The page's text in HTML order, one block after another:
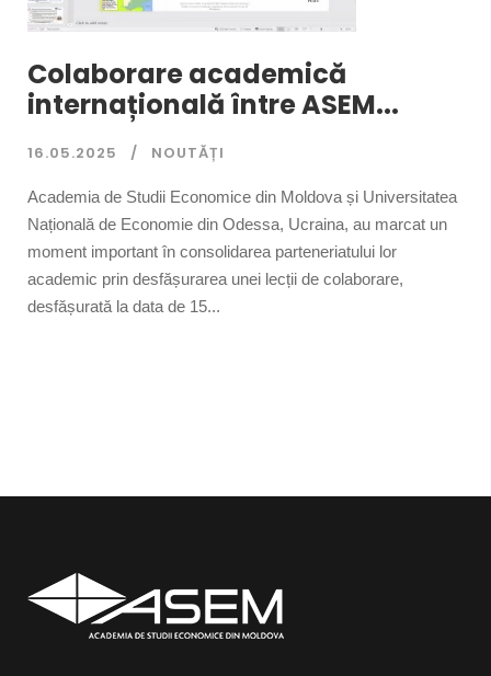
Colaborare academică
internațională între ASEM...
16.05.2025 NOUTĂȚI
Academia de Studii Economice din Moldova și Universitatea
Națională de Economie din Odessa, Ucraina, au marcat un
moment important în consolidarea parteneriatului lor
academic prin desfășurarea unei lecții de colaborare,
desfășurată la data de 15...